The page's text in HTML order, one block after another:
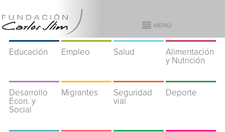
Educación Empleo Salud
Alimentación
y Nutrición
Desarrollo
Econ. y
Social
Migrantes
Seguridad
vial
Deporte